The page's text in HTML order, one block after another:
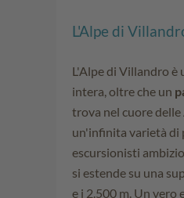
L'Alpe di
L'Alpe di Villandro è
intera, oltre che un
trova nel cuore delle
un'infinita varietà di
escursionisti
si estende su una
e i 2.500 m. Un vero